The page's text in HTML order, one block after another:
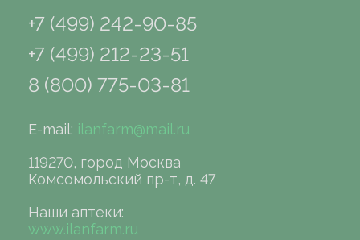
+7 (499) 242-90-85
+7 (499) 212-23-51
8 (800) 775-03-81
E-mail: ilanfarm@mail.ru
119270, город Москва
Комсомольский пр-т, д. 47
Наши аптеки:
www.ilanfarm.ru